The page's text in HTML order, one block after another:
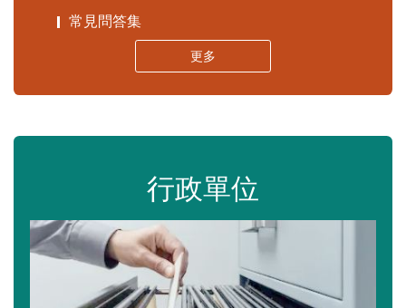
常見問答集
更多
行政單位